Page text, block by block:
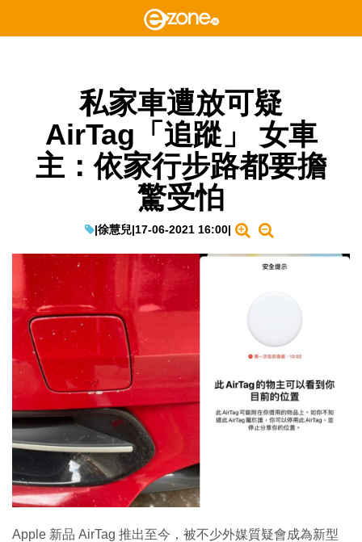
私家車遭放可疑
AirTag「追蹤」 女車
主：依家行步路都要擔
驚受怕
|徐慧兒|17-06-2021 16:00|
Apple 新品 AirTag 推出至今，被不少外媒質疑會成為新型